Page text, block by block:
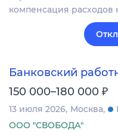
компенсация расходов
Банковский
150 000–180 000 ₽
13 июля 2026 Москва
ООО "СВОБОДА"